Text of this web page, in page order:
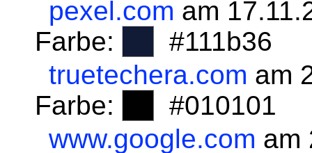
pexel.com am
Farbe:
#111b36
truetechera.com am
Farbe:
#010101
www.google.com am